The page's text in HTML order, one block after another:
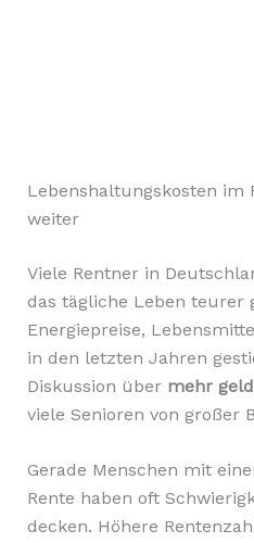
Lebenshaltungskosten im
weiter
Viele Rentner in
das tägliche Leben teurer
Energiepreise,
in den letzten Jahren
Diskussion über mehr
viele Senioren von großer
Gerade Menschen mit
Rente haben oft
decken. Höhere